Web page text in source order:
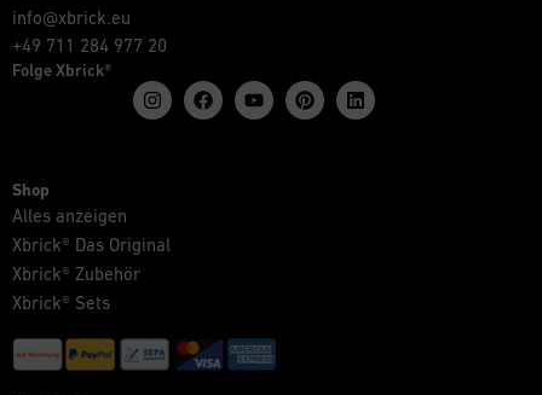
info@xbrick.eu
+49 711 284 977 20
Folge Xbrick®
Shop
Alles anzeigen
Xbrick® Das Original
Xbrick® Zubehör
Xbrick® Sets